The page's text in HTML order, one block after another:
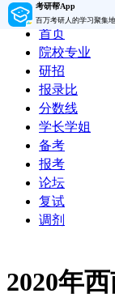
考研帮App
百万考研人的学习聚集地
首页
院校专业
研招
报录比
分数线
学长学姐
备考
报考
论坛
复试
调剂
2020年